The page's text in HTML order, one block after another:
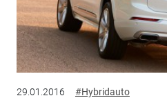
29.01.2016 #Hybridauto